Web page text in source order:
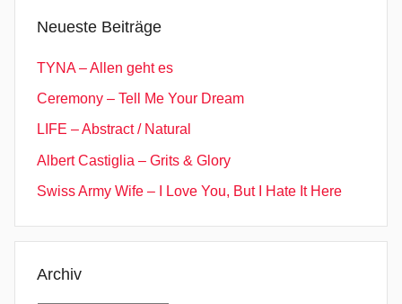
Neueste Beiträge
TYNA – Allen geht es
Ceremony – Tell Me Your Dream
LIFE – Abstract / Natural
Albert Castiglia – Grits & Glory
Swiss Army Wife – I Love You, But I Hate It Here
Archiv